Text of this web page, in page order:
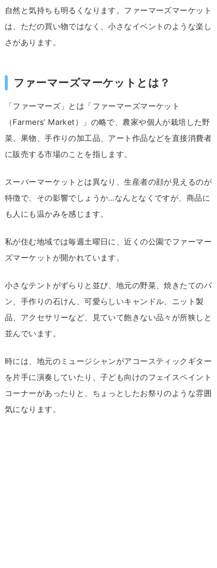
自然 と気持ち も明る く なり ます。 ファーマーズマーケット
は、 ただの買い物ではなく、小さなイベントのよう な楽し
さ があり ます。
ファーマーズマーケットとは？
「ファーマーズ」 と は「ファーマーズマーケット
（Farmers’ Market）」 の略で、 農家や個人 が栽培 した野
菜、 果物、手作りの加工品、 アート 作品などを直接消費者
に販売する市場のこと を指し ます。
スーパーマーケット と は異なり、生産者の顔が 見えるのが
特徴で 、その影響でしょうか…なんとなくですが、 商品に
も 人 に も温かみを感じ ます。
私が住む地域では毎週土曜日に、近くの公園でファーマー
ズマーケット が開かれてい ます。
小さなテント がずらりと 並び、 地元の野菜、焼き た てのパ
ン、 手作りの石けん、可愛らしいキャンドル、 ニット製
品、 アクセサリーなど、 見ていて飽き ない品々 が所狭し と
並んでいます 。
時には、 地元のミュージシャンがアコースティック ギター
を 片手に演奏 していたり、子ども向けのフェイスペイント
コーナーがあったり と、 ちょっとしたお祭りのよう な雰囲
気に なり ます。